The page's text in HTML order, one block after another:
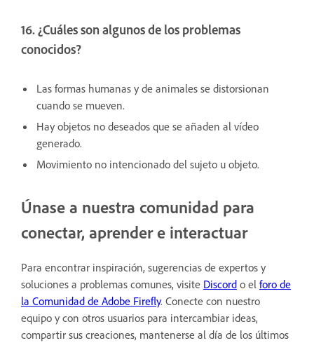
16. ¿Cuáles son algunos de los problemas
conocidos?
Las formas humanas y de animales se distorsionan
cuando se mueven.
Hay objetos no deseados que se añaden al vídeo
generado.
Movimiento no intencionado del sujeto u objeto.
Únase a nuestra comunidad para
conectar, aprender e interactuar
Para encontrar inspiración, sugerencias de expertos y
soluciones a problemas comunes, visite Discord o el foro de
la Comunidad de Adobe Firefly. Conecte con nuestro
equipo y con otros usuarios para intercambiar ideas,
compartir sus creaciones, mantenerse al día de los últimos